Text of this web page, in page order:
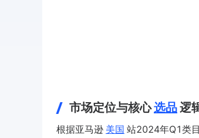
市场定位与核心选品逻
根据亚马逊 美国 站2024年Q1类